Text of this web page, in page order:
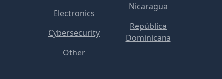
Electronics
Cybersecurity
Other
Nicaragua
República
Dominicana